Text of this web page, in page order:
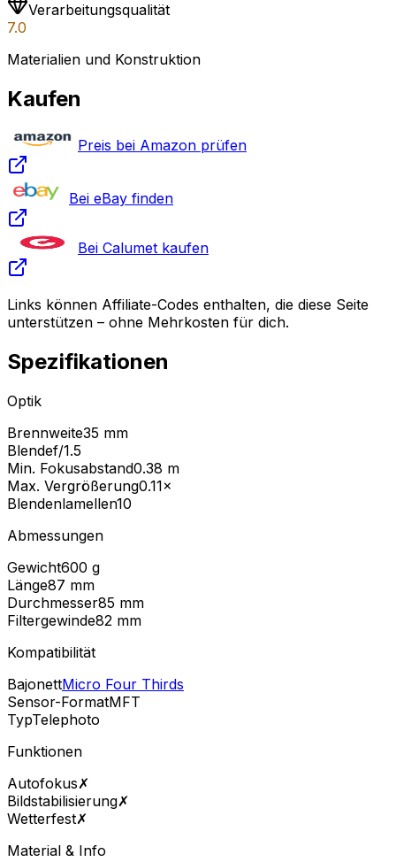
Verarbeitungsqualität
7.0
Materialien und Konstruktion
Kaufen
Preis bei Amazon prüfen
Bei eBay finden
Bei Calumet kaufen
Links können Affiliate-Codes enthalten, die diese Seite
unterstützen – ohne Mehrkosten für dich.
Spezifikationen
Optik
Brennweite35 mm
Blendef/1.5
Min. Fokusabstand0.38 m
Max. Vergrößerung0.11×
Blendenlamellen10
Abmessungen
Gewicht600 g
Länge87 mm
Durchmesser85 mm
Filtergewinde82 mm
Kompatibilität
BajonettMicro Four Thirds
Sensor-FormatMFT
TypTelephoto
Funktionen
Autofokus✗
Bildstabilisierung✗
Wetterfest✗
Material & Info